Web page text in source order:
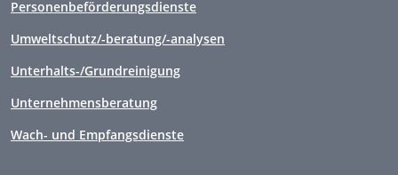
Personenbeförderungsdienste
Umweltschutz/-beratung/-analysen
Unterhalts-/Grundreinigung
Unternehmensberatung
Wach- und Empfangsdienste